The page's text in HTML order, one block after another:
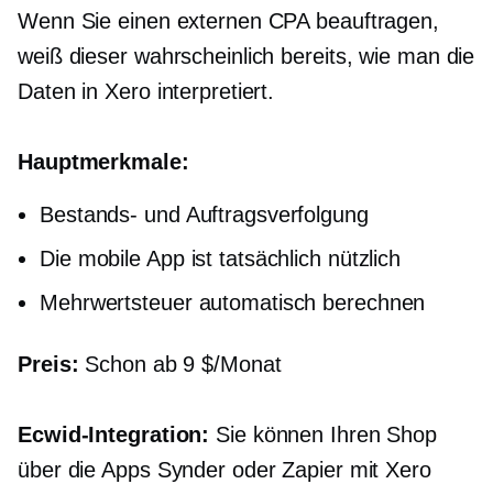
Wenn Sie einen externen CPA beauftragen,
weiß dieser wahrscheinlich bereits, wie man die
Daten in Xero interpretiert.
Hauptmerkmale:
Bestands- und Auftragsverfolgung
Die mobile App ist tatsächlich nützlich
Mehrwertsteuer automatisch berechnen
Preis: Schon ab 9 $/Monat
Ecwid-Integration: Sie können Ihren Shop
über die Apps Synder oder Zapier mit Xero